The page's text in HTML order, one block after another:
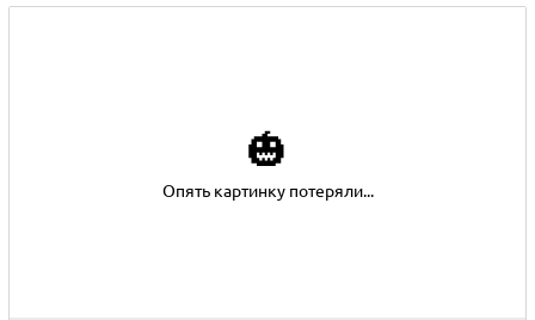
🎃
Опять картинку потеряли...